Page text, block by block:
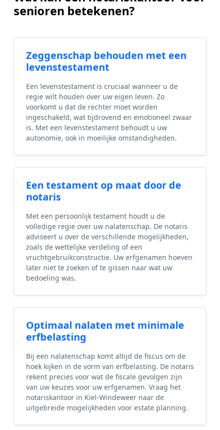
senioren betekenen?
Zeggenschap behouden met een
levenstestament
Een levenstestament is cruciaal wanneer u de
regie wilt houden over uw eigen leven. Zo
voorkomt u dat de rechter moet worden
ingeschakeld, wat tijdrovend en emotioneel zwaar
is. Met een levenstestament behoudt u uw
autonomie, ook in moeilijke omstandigheden.
Een testament op maat door de
notaris
Met een persoonlijk testament houdt u de
volledige regie over uw nalatenschap. De notaris
adviseert u over de verschillende mogelijkheden,
zoals de wettelijke verdeling of een
vruchtgebruikconstructie. Uw erfgenamen hoeven
later niet te zoeken of te gissen naar wat uw
bedoeling was.
Optimaal nalaten met minimale
erfbelasting
Bij een nalatenschap komt altijd de fiscus om de
hoek kijken in de vorm van erfbelasting. De notaris
rekent precies voor wat de fiscale gevolgen zijn
van uw keuzes voor uw erfgenamen. Vraag het
notariskantoor in Kiel-Windeweer naar de
uitgebreide mogelijkheden voor estate planning.